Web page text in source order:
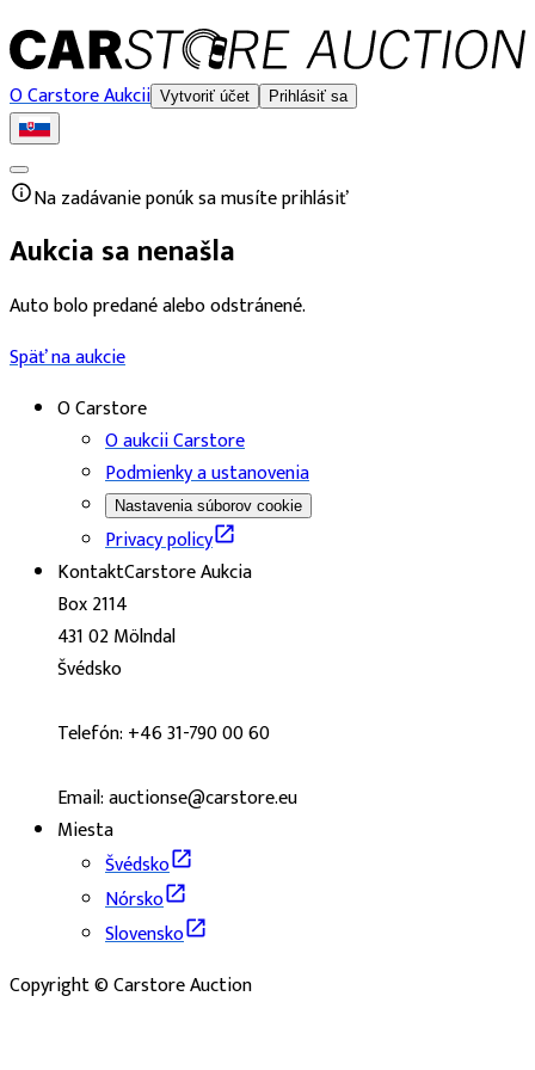
O Carstore Aukcii Vytvoriť účet Prihlásiť sa
Na zadávanie ponúk sa musíte prihlásiť
Aukcia sa nenašla
Auto bolo predané alebo odstránené.
Späť na aukcie
O Carstore
O aukcii Carstore
Podmienky a ustanovenia
Nastavenia súborov cookie
Privacy policy
KontaktCarstore Aukcia
Box 2114
431 02 Mölndal
Švédsko
Telefón: +46 31-790 00 60
Email: auctionse@carstore.eu
Miesta
Švédsko
Nórsko
Slovensko
Copyright © Carstore Auction